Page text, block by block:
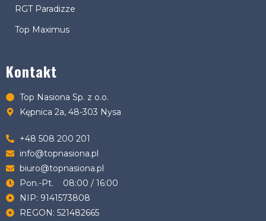
RGT Paradizze
Top Maximus
Kontakt
Top Nasiona Sp. z o.o.
Kępnica 2a, 48-303 Nysa
+48 508 200 201
info@topnasiona.pl
biuro@topnasiona.pl
Pon.-Pt. 08:00 / 16:00
NIP: 9141573808
REGON: 521482665